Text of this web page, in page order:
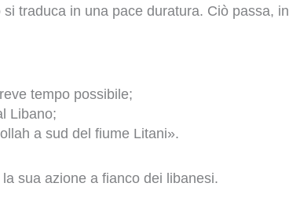
traduca in una pace duratura. Ciò passa, in
tempo possibile;
Libano;
a sud del fiume Litani».
sua azione a fianco dei libanesi.